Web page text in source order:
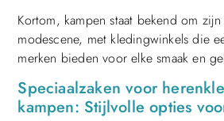
Kortom, kampen staat bekend om
modescene, met kledingwinkels die
merken bieden voor elke smaak en
Speciaalzaken voor
kampen: Stijlvolle opties